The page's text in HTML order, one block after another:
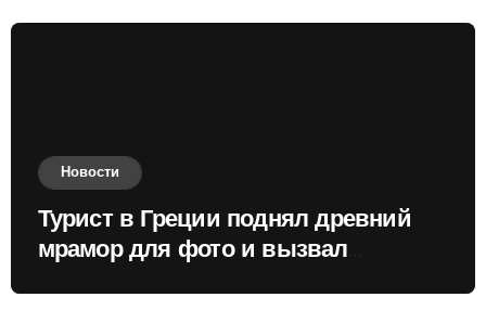
Новости
Турист в Греции поднял древний
мрамор для фото и вызвал